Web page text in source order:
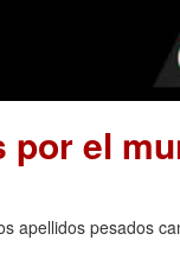
el
apellidos pesados